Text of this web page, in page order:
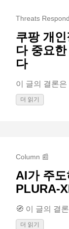
Threats
쿠팡 개
다 중요
다
이 글의 결론
더 읽기
Column 📰
AI가 주
PLURA-
🧭 이 글의 결
더 읽기